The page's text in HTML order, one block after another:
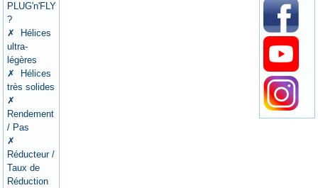
PLUG'n'FLY
?
✗ Hélices
ultra-
légères
✗ Hélices
très solides
✗
Rendement
/ Pas
✗
Réducteur /
Taux de
Réduction